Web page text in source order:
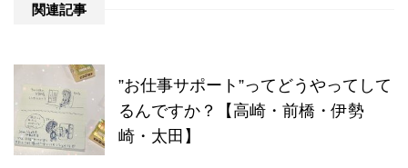
関連記事
”お仕事サポート”ってどうやってして
るんですか？【高崎・前橋・伊勢
崎・太田】